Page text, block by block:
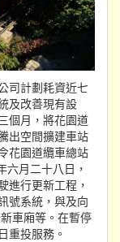
司計劃耗資近七
及改善現有設
個月，將花園道
出空間擴建車站
花園道纜車總站
月二十八日，
進行更新工程，
號系統，與及向
車廂等。在暫停
重投服務。